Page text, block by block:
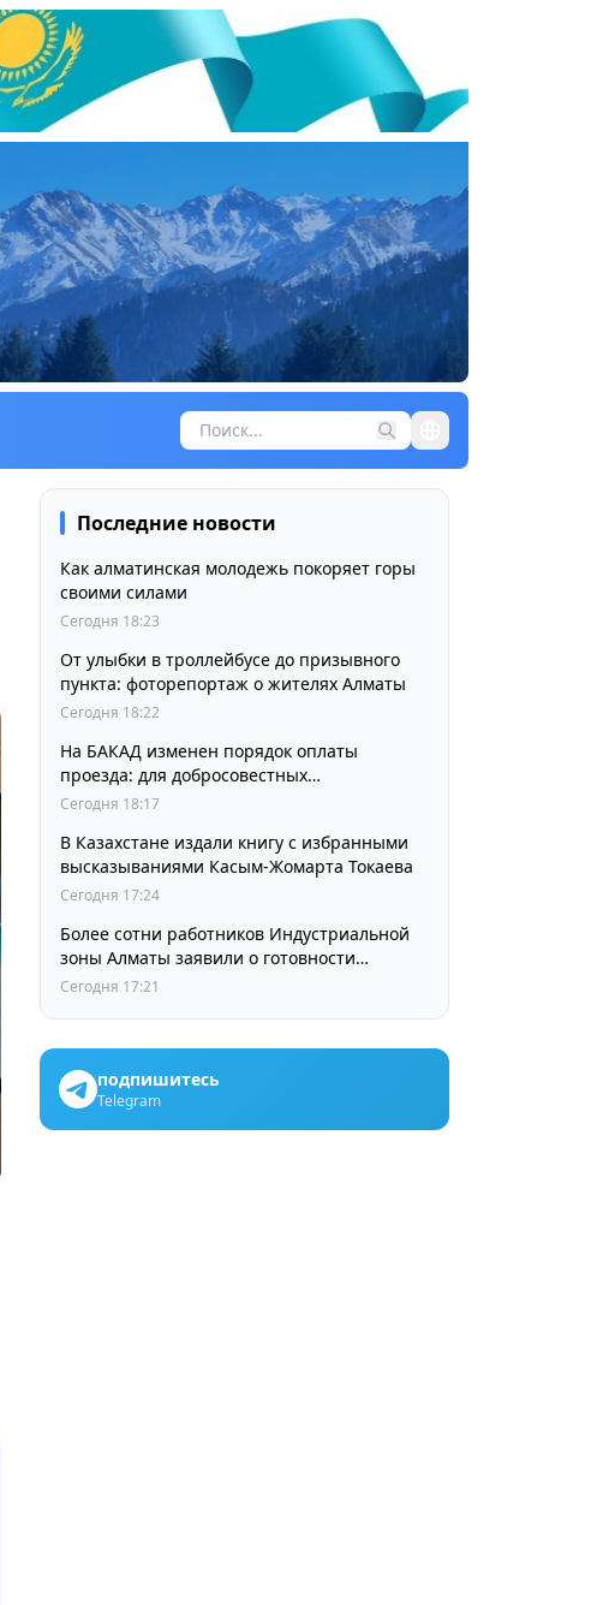
Последние новости
Как алматинская молодежь покоряет горы
своими силами
Сегодня 18:23
От улыбки в троллейбусе до призывного
пункта: фоторепортаж о жителях Алматы
Сегодня 18:22
На БАКАД изменен порядок оплаты
проезда: для добросовестных
пользователей стоимость остается
Сегодня 18:17
В Казахстане издали книгу с избранными
высказываниями Касым-Жомарта Токаева
Сегодня 17:24
Более сотни работников Индустриальной
зоны Алматы заявили о готовности
принять участие в выборах членов
Сегодня 17:21
подпишитесь
Telegram